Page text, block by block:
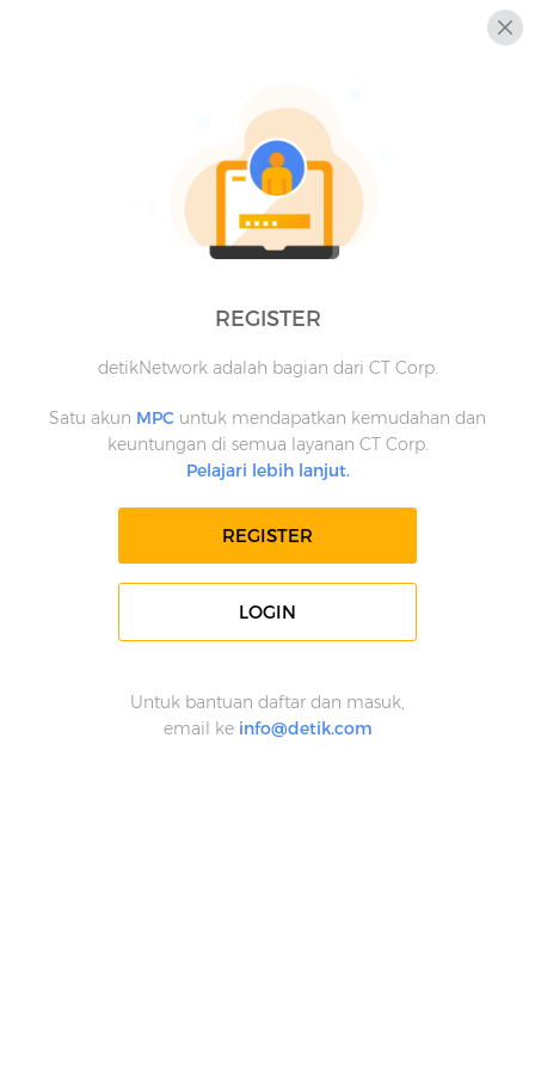
REGISTER
detikNetwork adalah bagian dari CT Corp.
Satu akun MPC untuk mendapatkan kemudahan dan
keuntungan di semua layanan CT Corp.
Pelajari lebih lanjut.
REGISTER
LOGIN
Untuk bantuan daftar dan masuk,
email ke info@detik.com